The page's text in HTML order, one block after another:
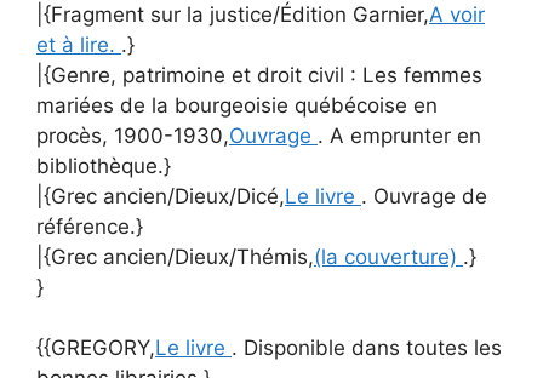
|{Fragment sur la justice/Édition Garnier,A voir
et à lire. .}
|{Genre, patrimoine et droit civil : Les femmes
mariées de la bourgeoisie québécoise en
procès, 1900-1930,Ouvrage . A emprunter en
bibliothèque.}
|{Grec ancien/Dieux/Dicé,Le livre . Ouvrage de
référence.}
|{Grec ancien/Dieux/Thémis,(la couverture) .}
}
{{GREGORY,Le livre . Disponible dans toutes les